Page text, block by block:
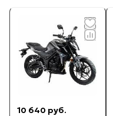
10 640 руб.